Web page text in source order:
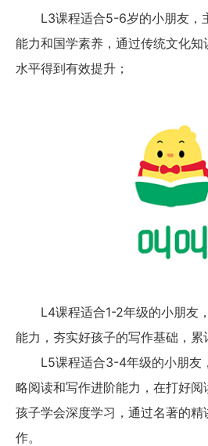
L3课程适合5-6岁的小朋友，
能力和国学素养，通过传统文化
水平得到有效提升；
L4课程适合1-2年级的小朋友
能力，夯实好孩子的写作基础，累
L5课程适合3-4年级的小朋友
略阅读和写作进阶能力，在打好
孩子学会深度学习，通过名著的精
作。